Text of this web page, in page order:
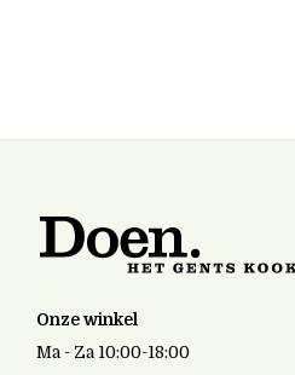
Onze winkel
Ma - Za 10:00-18:00